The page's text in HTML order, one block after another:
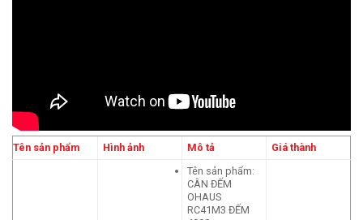
Tên sản phẩm Hình ảnh Mô tả Giá thành
Tên sản phẩm:
CÂN ĐẾM
OHAUS
RC41M3 ĐẾM